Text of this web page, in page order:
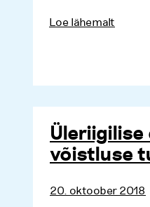
Loe lähemalt
võistluse
20. oktoober 2018